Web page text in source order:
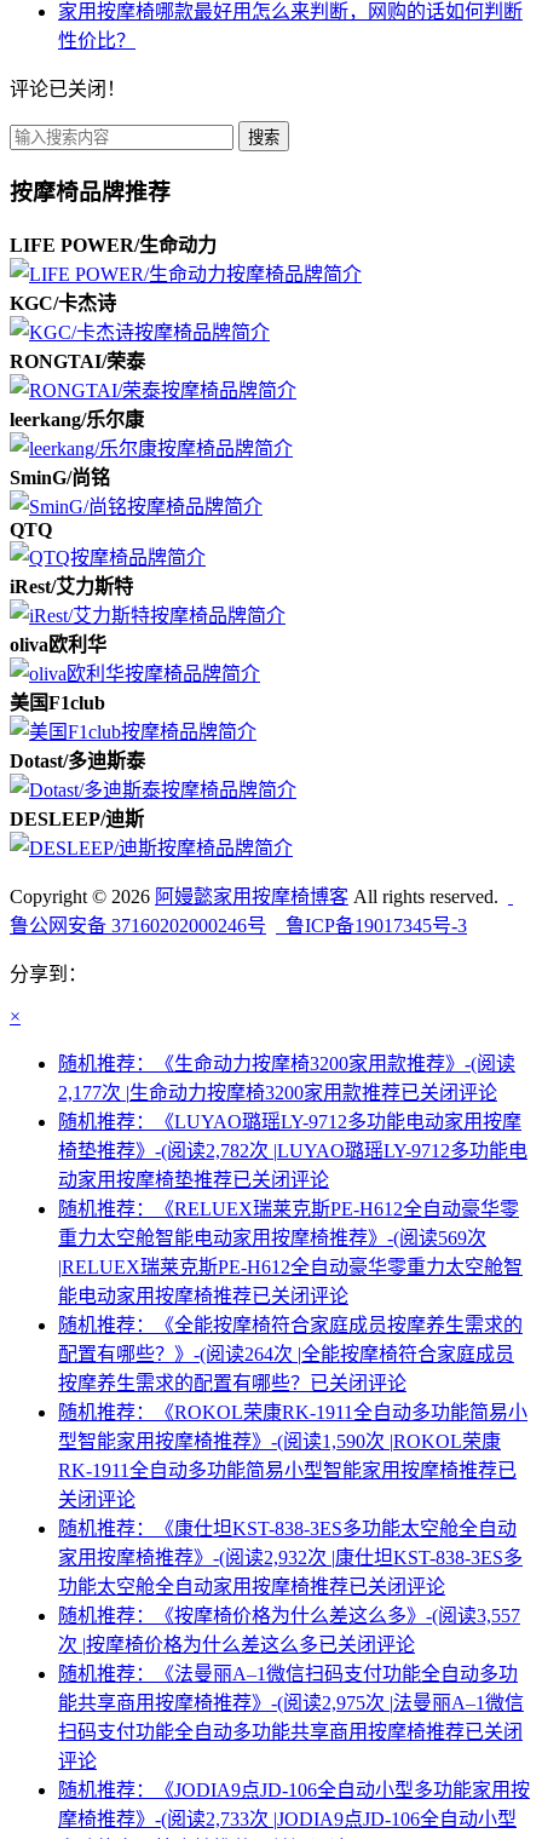
家用按摩椅哪款最好用怎么来判断，网购的话如何判断
性价比？
评论已关闭！
搜索
按摩椅品牌推荐
LIFE POWER/生命动力
KGC/卡杰诗
RONGTAI/荣泰
leerkang/乐尔康
SminG/尚铭
QTQ
iRest/艾力斯特
oliva欧利华
美国F1club
Dotast/多迪斯泰
DESLEEP/迪斯
Copyright © 2026 阿嫚懿家用按摩椅博客 All rights reserved.
鲁公网安备 37160202000246号
鲁ICP备19017345号-3
分享到：
×
随机推荐：《生命动力按摩椅3200家用款推荐》-(阅读
2,177次 |生命动力按摩椅3200家用款推荐已关闭评论
随机推荐：《LUYAO璐瑶LY-9712多功能电动家用按摩
椅垫推荐》-(阅读2,782次 |LUYAO璐瑶LY-9712多功能电
动家用按摩椅垫推荐已关闭评论
随机推荐：《RELUEX瑞莱克斯PE-H612全自动豪华零
重力太空舱智能电动家用按摩椅推荐》-(阅读569次
|RELUEX瑞莱克斯PE-H612全自动豪华零重力太空舱智
能电动家用按摩椅推荐已关闭评论
随机推荐：《全能按摩椅符合家庭成员按摩养生需求的
配置有哪些？》-(阅读264次 |全能按摩椅符合家庭成员
按摩养生需求的配置有哪些？ 已关闭评论
随机推荐：《ROKOL荣康RK-1911全自动多功能简易小
型智能家用按摩椅推荐》-(阅读1,590次 |ROKOL荣康
RK-1911全自动多功能简易小型智能家用按摩椅推荐已
关闭评论
随机推荐：《康仕坦KST-838-3ES多功能太空舱全自动
家用按摩椅推荐》-(阅读2,932次 |康仕坦KST-838-3ES多
功能太空舱全自动家用按摩椅推荐已关闭评论
随机推荐：《按摩椅价格为什么差这么多》-(阅读3,557
次 |按摩椅价格为什么差这么多已关闭评论
随机推荐：《法曼丽A–1微信扫码支付功能全自动多功
能共享商用按摩椅推荐》-(阅读2,975次 |法曼丽A–1微信
扫码支付功能全自动多功能共享商用按摩椅推荐已关闭
评论
随机推荐：《JODIA9点JD-106全自动小型多功能家用按
摩椅推荐》-(阅读2,733次 |JODIA9点JD-106全自动小型